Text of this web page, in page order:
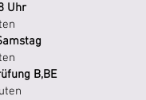
Uhr
B,BE